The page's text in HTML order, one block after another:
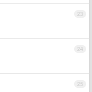
23
24
25